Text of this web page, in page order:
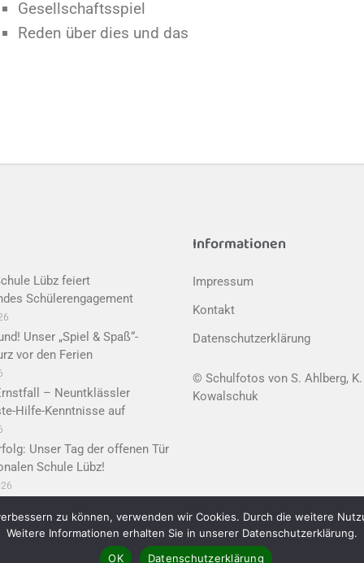
Gesellschaftsspiel
Reden über dies und das
Lübz feiert
Schülerengagement
Unser „Spiel & Spaß“-
vor den Ferien
– Neuntklässler
Hilfe-Kenntnisse auf
Unser Tag der offenen Tür
Schule Lübz!
Informationen
Impressum
Kontakt
Datenschutzerklärung
© Schulfotos von S. Ahlberg,
Kowalschuk
Diese Seite wurde realisiert von
zu können, verwenden wir Cookies. Durch die weitere
Weitere Informationen erhalten Sie in unserer Datenschutzerklärung.
OK
Datenschutzerklärung